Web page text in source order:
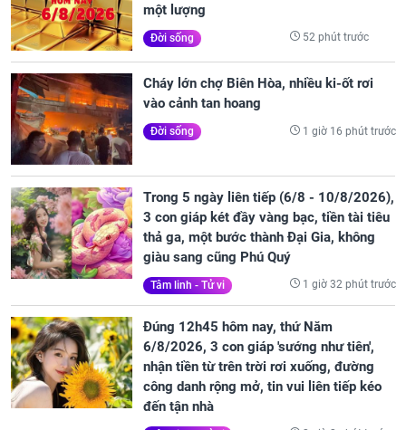
một lượng
Đời sống 52 phút trước
Cháy lớn chợ Biên Hòa, nhiều ki-ốt rơi
vào cảnh tan hoang
Đời sống 1 giờ 16 phút trước
Trong 5 ngày liên tiếp (6/8 - 10/8/2026),
3 con giáp két đầy vàng bạc, tiền tài tiêu
thả ga, một bước thành Đại Gia, không
giàu sang cũng Phú Quý
Tâm linh - Tử vi 1 giờ 32 phút trước
Đúng 12h45 hôm nay, thứ Năm
6/8/2026, 3 con giáp 'sướng như tiên',
nhận tiền từ trên trời rơi xuống, đường
công danh rộng mở, tin vui liên tiếp kéo
đến tận nhà